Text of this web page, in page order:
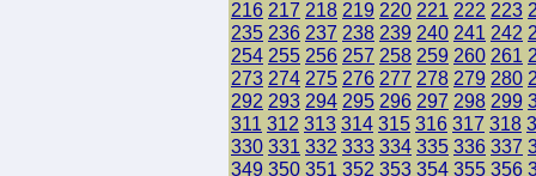
216 217 218 219 220 221 222 223
235 236 237 238 239 240 241 242
254 255 256 257 258 259 260 261
273 274 275 276 277 278 279 280
292 293 294 295 296 297 298 299
311 312 313 314 315 316 317 318
330 331 332 333 334 335 336 337
349 350 351 352 353 354 355 356